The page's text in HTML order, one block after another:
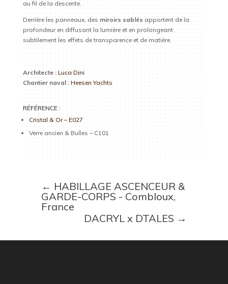
au fil de la descente.
Derrière les panneaux, des miroirs sablés apportent de la
profondeur en diffusant la lumière et en prolongeant
subtilement les effets de transparence et de matière.
Architecte : Luca Dini
Chantier naval : Heesen Yachts
RÉFÉRENCE :
Cristal & Or – E027
Verre ancien & Bulles – C101
← HABILLAGE ASCENCEUR &
GARDE-CORPS - Combloux,
France
DACRYL x DTALES →